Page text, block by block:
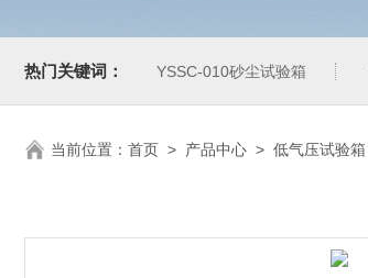
热门关键词： YSSC-010砂尘试验箱
当前位置： 首页 > 产品中心 > 低气压试验箱